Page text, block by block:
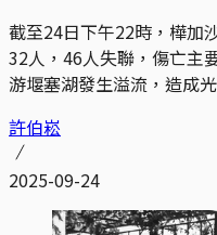
截至24日下午22時，樺加
32人，46人失聯，傷亡主
游堰塞湖發生溢流，造成
許伯崧
2025-09-24